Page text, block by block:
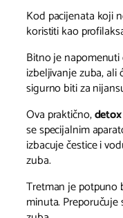
Kod pacijenata koji
koristiti kao
Bitno je
izbeljivanje zuba, ali
sigurno biti za
Ova praktično,
se specijalnim
izbacuje čestice i
zuba.
Tretman je potpuno
minuta.